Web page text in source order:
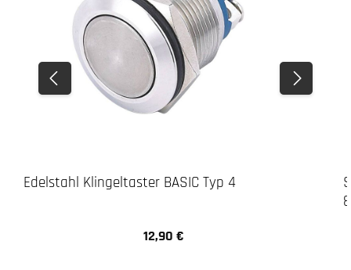
Edelstahl Klingeltaster BASIC Typ 4
Regulärer Preis:
12,90 €